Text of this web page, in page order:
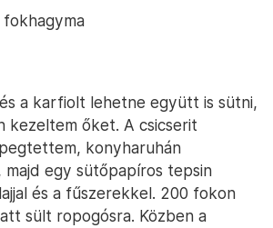
a karfiolt lehetne együtt is sütni,
kezeltem őket. A csicserit
konyharuhán
egy sütőpapíros tepsin
és a fűszerekkel. 200 fokon
sült ropogósra. Közben a